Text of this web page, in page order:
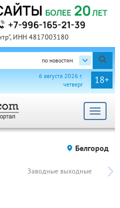
ИНН 4817003180
по новостям
18+
6 августа 2026 г.
четверг
Toggle
Белгород
Заводные выходные